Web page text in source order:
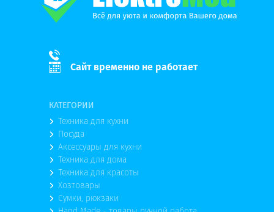
Сайт временно не работает
КАТЕГОРИИ
Техника для кухни
Посуда
Аксессуары для кухни
Техника для дома
Техника для красоты
Хозтовары
Сумки, рюкзаки